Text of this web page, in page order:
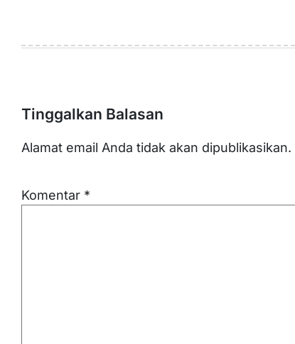
Tinggalkan Balasan
Alamat email Anda tidak akan dipublikasikan.
Komentar *